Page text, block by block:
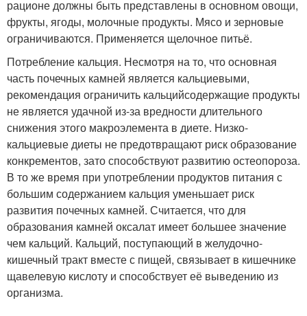
рационе должны быть представлены в основном овощи,
фрукты, ягоды, молочные продукты. Мясо и зерновые
ограничиваются. Применяется щелочное питьё.
Потребление кальция. Несмотря на то, что основная
часть почечных камней является кальциевыми,
рекомендация ограничить кальцийсодержащие продукты
не является удачной из-за вредности длительного
снижения этого макроэлемента в диете. Низко-
кальциевые диеты не предотвращают риск образование
конкрементов, зато способствуют развитию остеопороза.
В то же время при употреблении продуктов питания с
большим содержанием кальция уменьшает риск
развития почечных камней. Считается, что для
образования камней оксалат имеет большее значение
чем кальций. Кальций, поступающий в желудочно-
кишечный тракт вместе с пищей, связывает в кишечнике
щавелевую кислоту и способствует её выведению из
организма.